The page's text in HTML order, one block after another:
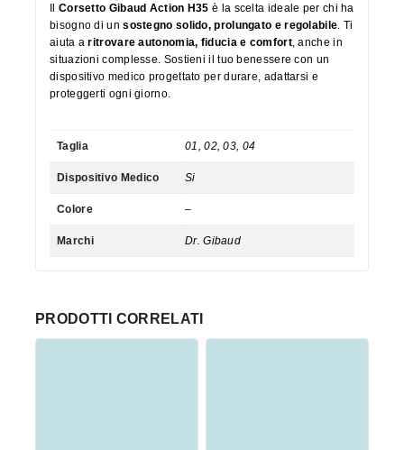
Il Corsetto Gibaud Action H35 è la scelta ideale per chi ha
bisogno di unsostegno solido, prolungato e regolabile . Ti
aiuta aritrovare autonomia, fiducia e comfort, anche in
situazioni complesse. Sostieni il tuo benessere con un
dispositivo medico progettato per durare, adattarsi e
proteggerti ogni giorno.
Taglia 01, 02, 03, 04
Dispositivo Medico Si
Colore –
Marchi Dr. Gibaud
PRODOTTI CORRELATI